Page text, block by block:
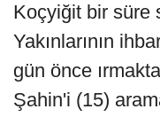
Koçyiğit bir süre
Yakınlarının
gün önce
Şahin'i (15)